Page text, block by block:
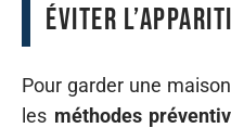
éviter
Pour garder une
les méthodes